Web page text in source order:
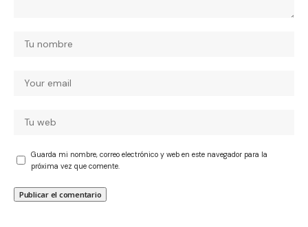
Guarda mi nombre, correo electrónico y web en este navegador para la
próxima vez que comente.